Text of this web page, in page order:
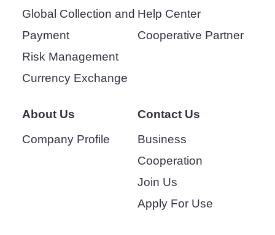
Global Collection and
Payment
Risk Management
Currency Exchange
Help Center
Cooperative Partner
About Us
Company Profile
Contact Us
Business
Cooperation
Join Us
Apply For Use